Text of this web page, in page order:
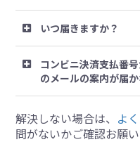
いつ届きますか？
コンビニ決済支払番
のメールの案内が届か
解決しない場合は、 よ
問がないかご確認お願い